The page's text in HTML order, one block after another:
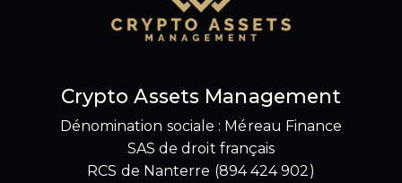
Crypto Assets Management
Dénomination sociale : Méreau Finance
SAS de droit français
RCS de Nanterre (894 424 902)